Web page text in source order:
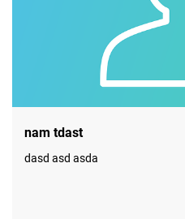
nam tdast
dasd asd asda